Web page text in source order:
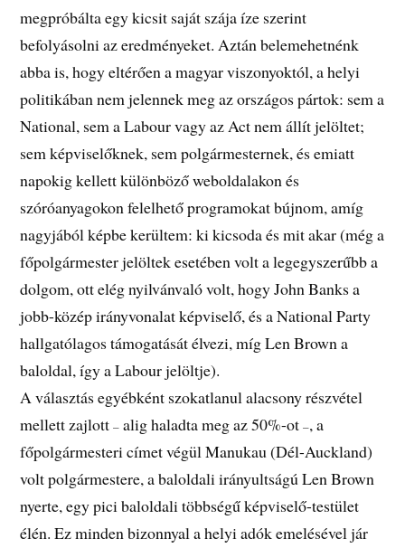
megpróbálta egy kicsit saját szája íze szerint
befolyásolni az eredményeket. Aztán belemehetnénk
abba is, hogy eltérően a magyar viszonyoktól, a helyi
politikában nem jelennek meg az országos pártok: sem a
National, sem a Labour vagy az Act nem állít jelöltet;
sem képviselőknek, sem polgármesternek, és emiatt
napokig kellett különböző weboldalakon és
szóróanyagokon felelhető programokat bújnom, amíg
nagyjából képbe kerültem: ki kicsoda és mit akar (még a
főpolgármester jelöltek esetében volt a legegyszerűbb a
dolgom, ott elég nyilvánvaló volt, hogy John Banks a
jobb-közép irányvonalat képviselő, és a National Party
hallgatólagos támogatását élvezi, míg Len Brown a
baloldal, így a Labour jelöltje).
A választás egyébként szokatlanul alacsony részvétel
mellett zajlott– alig haladta meg az 50%-ot–, a
főpolgármesteri címet végül Manukau (Dél-Auckland)
volt polgármestere, a baloldali irányultságú Len Brown
nyerte, egy pici baloldali többségű képviselő-testület
élén. Ez minden bizonnyal a helyi adók emelésével jár